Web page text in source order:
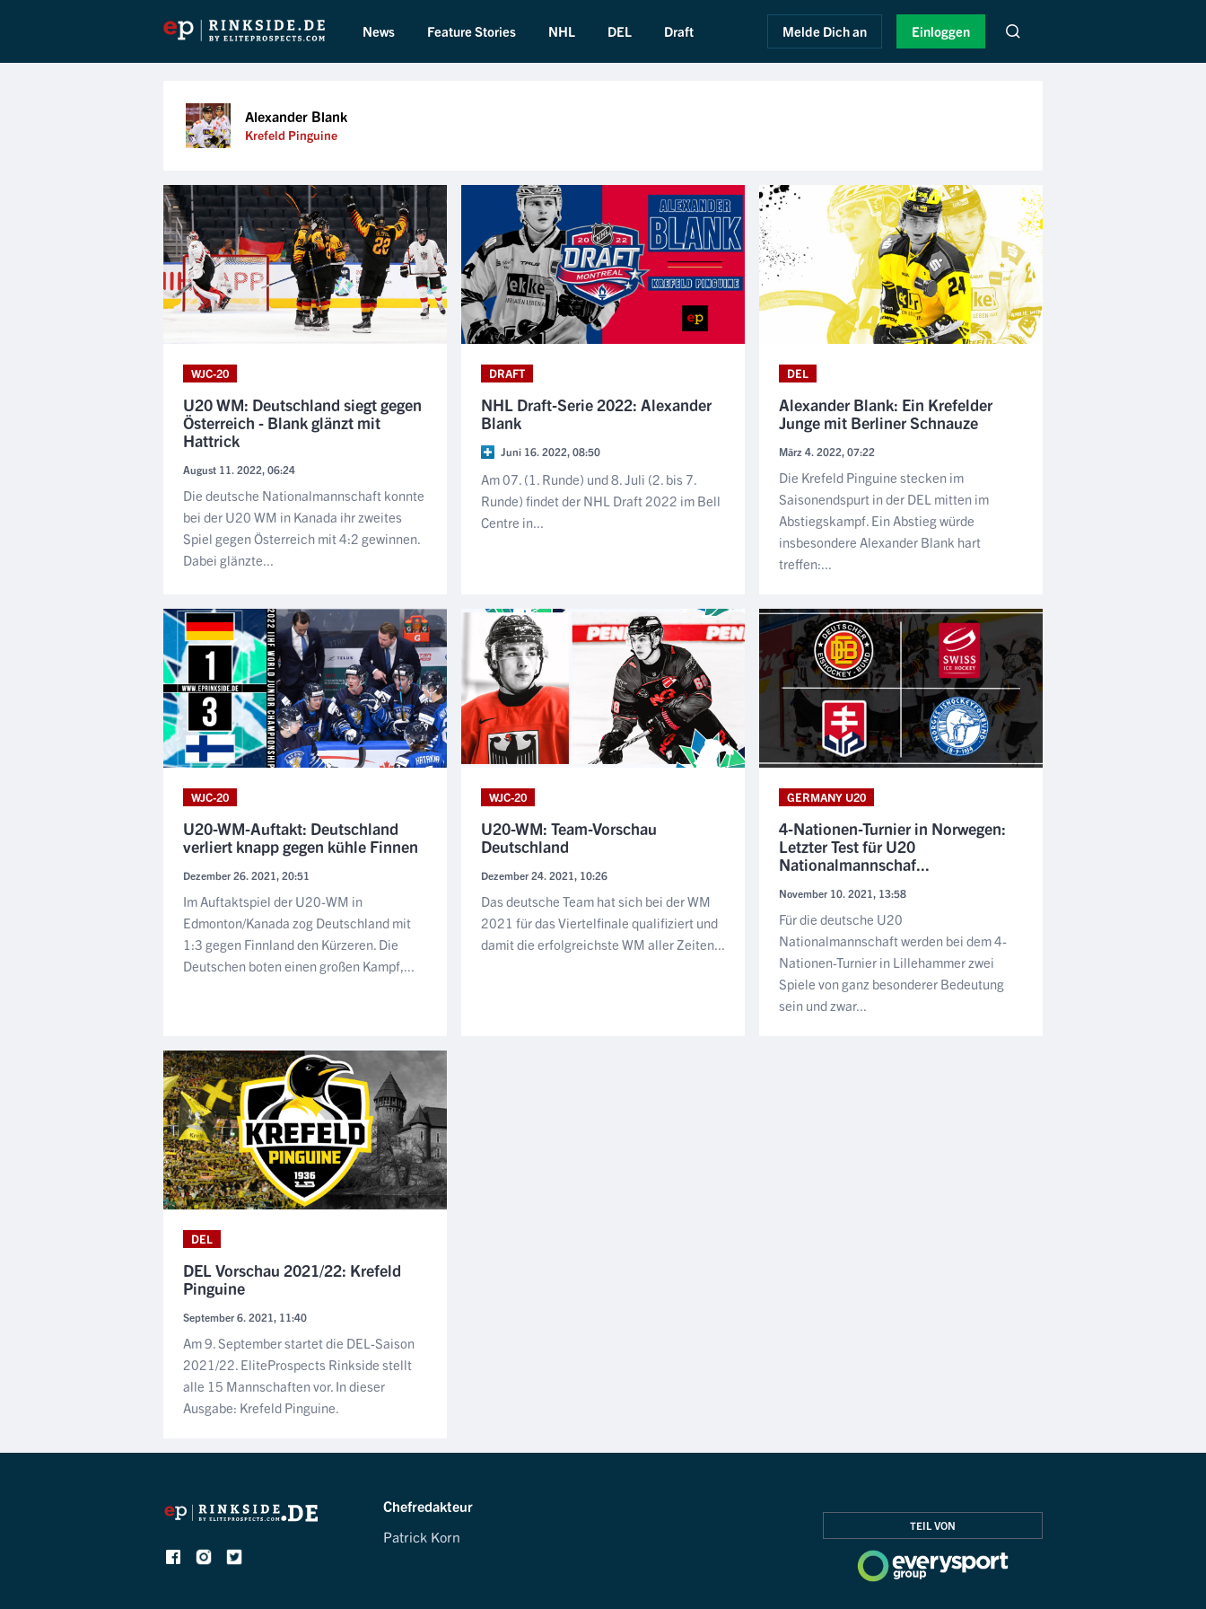
News Feature Stories NHL DEL Draft Melde Dich an Einloggen
Alexander Blank
Krefeld Pinguine
WJC-20
U20 WM: Deutschland siegt gegen
Österreich - Blank glänzt mit
Hattrick
August 11. 2022, 06:24
Die deutsche Nationalmannschaft konnte
bei der U20 WM in Kanada ihr zweites
Spiel gegen Österreich mit 4:2 gewinnen.
Dabei glänzte...
DRAFT
NHL Draft-Serie 2022: Alexander
Blank
Juni 16. 2022, 08:50
Am 07. (1. Runde) und 8. Juli (2. bis 7.
Runde) findet der NHL Draft 2022 im Bell
Centre in...
DEL
Alexander Blank: Ein Krefelder
Junge mit Berliner Schnauze
März 4. 2022, 07:22
Die Krefeld Pinguine stecken im
Saisonendspurt in der DEL mitten im
Abstiegskampf. Ein Abstieg würde
insbesondere Alexander Blank hart
treffen:...
WJC-20
U20-WM-Auftakt: Deutschland
verliert knapp gegen kühle Finnen
Dezember 26. 2021, 20:51
Im Auftaktspiel der U20-WM in
Edmonton/Kanada zog Deutschland mit
1:3 gegen Finnland den Kürzeren. Die
Deutschen boten einen großen Kampf,...
WJC-20
U20-WM: Team-Vorschau
Deutschland
Dezember 24. 2021, 10:26
Das deutsche Team hat sich bei der WM
2021 für das Viertelfinale qualifiziert und
damit die erfolgreichste WM aller Zeiten...
GERMANY U20
4-Nationen-Turnier in Norwegen:
Letzter Test für U20
Nationalmannschaf...
November 10. 2021, 13:58
Für die deutsche U20
Nationalmannschaft werden bei dem 4-
Nationen-Turnier in Lillehammer zwei
Spiele von ganz besonderer Bedeutung
sein und zwar...
DEL
DEL Vorschau 2021/22: Krefeld
Pinguine
September 6. 2021, 11:40
Am 9. September startet die DEL-Saison
2021/22. EliteProspects Rinkside stellt
alle 15 Mannschaften vor. In dieser
Ausgabe: Krefeld Pinguine.
Chefredakteur
Patrick Korn
TEIL VON